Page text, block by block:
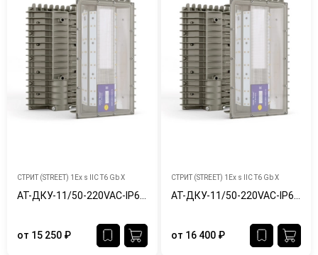
СТРИТ (STREET) 1Ex s IIC T6 Gb X
от 15 250 ₽
СТРИТ (STREET) 1Ex s IIC T6 Gb X
от 16 400 ₽